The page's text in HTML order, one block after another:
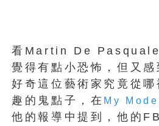
看Martin De Pasquale
覺得有點小恐怖，但又感
好奇這位藝術家究竟從
趣的鬼點子，在 My
他的報導中提到，他的